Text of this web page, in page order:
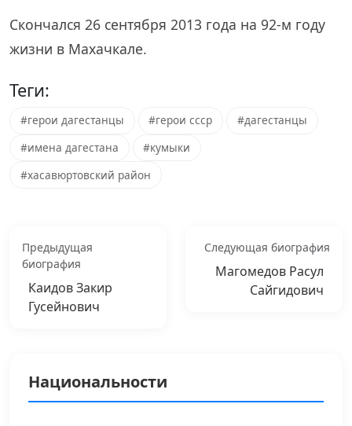
Скончался 26 сентября 2013 года на 92-м году
жизни в Махачкале.
Теги:
#герои дагестанцы #герои ссср
#дагестанцы
#имена дагестана
#кумыки
#хасавюртовский район
Предыдущая
биография
Каидов Закир
Гусейнович
Следующая биография
Магомедов Расул
Сайгидович
Национальности